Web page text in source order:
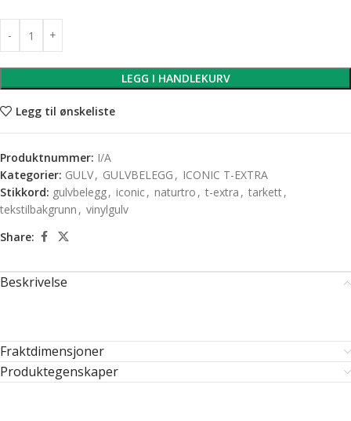
LEGG I HANDLEKURV
Legg til ønskeliste
Produktnummer: I/A
Kategorier: GULV, GULVBELEGG , ICONIC T-EXTRA
Stikkord: gulvbelegg, iconic, naturtro , t-extra , tarkett,
tekstilbakgrunn , vinylgulv
Share:
Beskrivelse
Fraktdimensjoner
Produktegenskaper